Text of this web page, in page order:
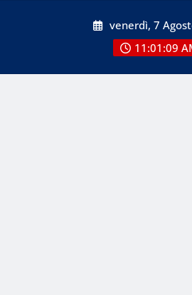
venerdì, 7
11:01:09